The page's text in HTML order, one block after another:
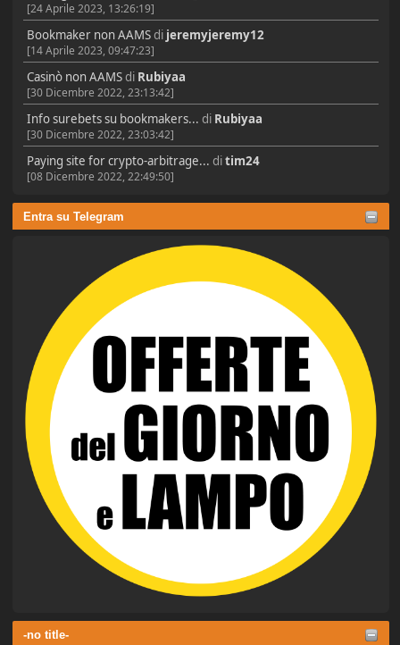
[24 Aprile 2023, 13:26:19]
Bookmaker non AAMSdi jeremyjeremy12
[14 Aprile 2023, 09:47:23]
Casinò non AAMSdi Rubiyaa
[30 Dicembre 2022, 23:13:42]
Info surebets su bookmakers... di Rubiyaa
[30 Dicembre 2022, 23:03:42]
Paying site for crypto-arbitrage... ditim24
[08 Dicembre 2022, 22:49:50]
Entra su Telegram
-no title-